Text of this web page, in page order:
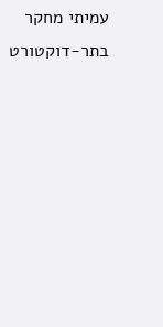
עמיתי מחקר
בתר-דוקטורט